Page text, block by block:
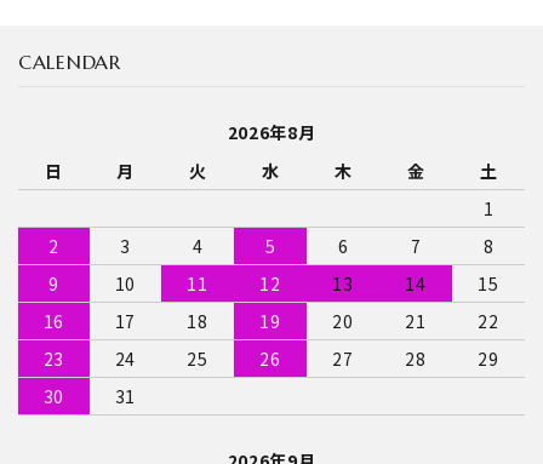
CALENDAR
2026年8月
日
月 火 水 木 金
土
1
2
3 4 5 6 7
8
9
10 11 12 13 14
15
16
17 18 19 20 21
22
23
24 25 26 27 28
29
30
31